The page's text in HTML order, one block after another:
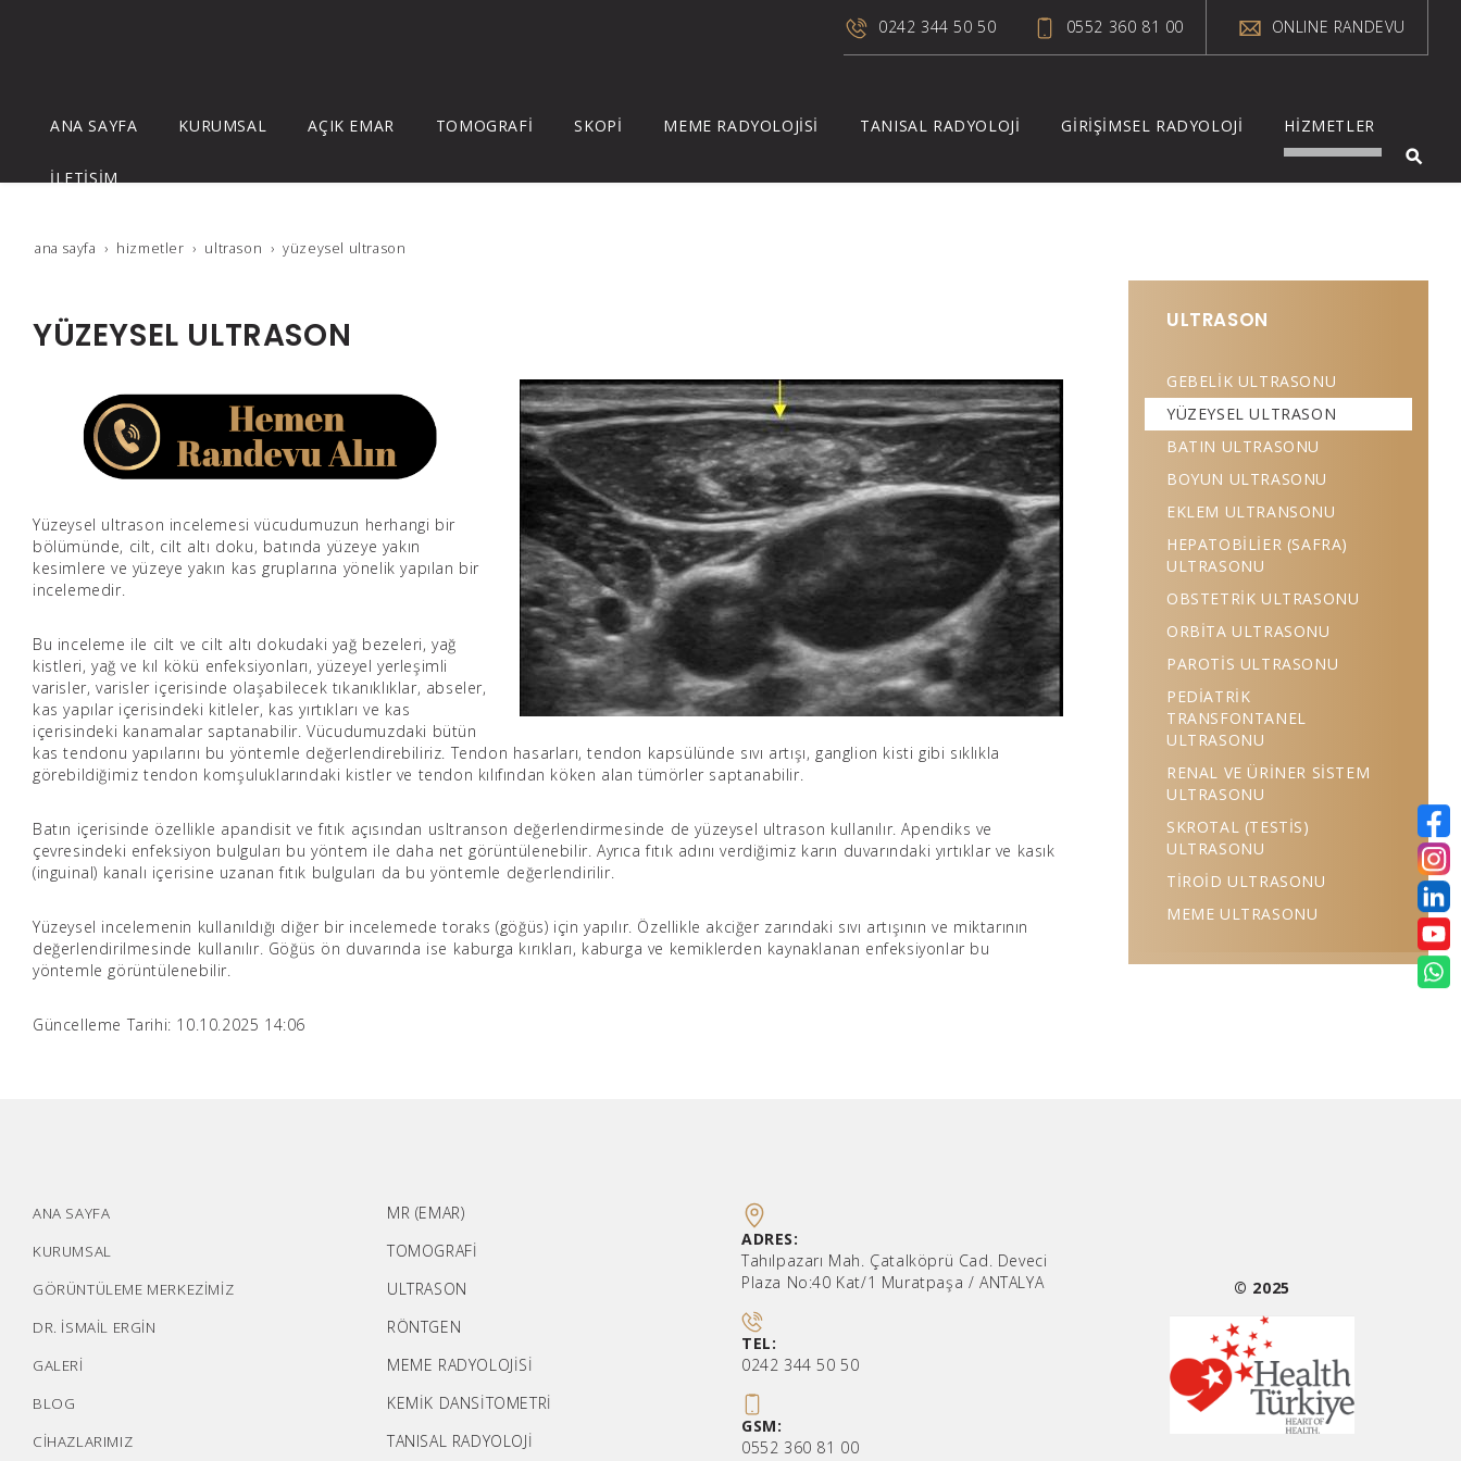
ONLINE RANDEVU
0242 344 50 50 0552 360 81 00
ANA SAYFA KURUMSAL AÇIK EMAR TOMOGRAFİ SKOPİ MEME RADYOLOJİSİ TANISAL RADYOLOJİ GİRİŞİMSEL RADYOLOJİ HİZMETLER
İLETİŞİM
ana sayfa hi̇zmetler ultrason yüzeysel ultrason
YÜZEYSEL ULTRASON
Yüzeysel ultrason incelemesi vücudumuzun herhangi bir
bölümünde, cilt, cilt altı doku, batında yüzeye yakın
kesimlere ve yüzeye yakın kas gruplarına yönelik yapılan bir
incelemedir.
Bu inceleme ile cilt ve cilt altı dokudaki yağ bezeleri, yağ
kistleri, yağ ve kıl kökü enfeksiyonları, yüzeyel yerleşimli
varisler, varisler içerisinde olaşabilecek tıkanıklıklar, abseler,
kas yapılar içerisindeki kitleler, kas yırtıkları ve kas
içerisindeki kanamalar saptanabilir. Vücudumuzdaki bütün
kas tendonu yapılarını bu yöntemle değerlendirebiliriz. Tendon hasarları, tendon kapsülünde sıvı artışı, ganglion kisti gibi sıklıkla
görebildiğimiz tendon komşuluklarındaki kistler ve tendon kılıfından köken alan tümörler saptanabilir.
Batın içerisinde özellikle apandisit ve fıtık açısından usltranson değerlendirmesinde de yüzeysel ultrason kullanılır. Apendiks ve
çevresindeki enfeksiyon bulguları bu yöntem ile daha net görüntülenebilir. Ayrıca fıtık adını verdiğimiz karın duvarındaki yırtıklar ve kasık
(inguinal) kanalı içerisine uzanan fıtık bulguları da bu yöntemle değerlendirilir.
Yüzeysel incelemenin kullanıldığı diğer bir incelemede toraks (göğüs) için yapılır. Özellikle akciğer zarındaki sıvı artışının ve miktarının
değerlendirilmesinde kullanılır. Göğüs ön duvarında ise kaburga kırıkları, kaburga ve kemiklerden kaynaklanan enfeksiyonlar bu
yöntemle görüntülenebilir.
Güncelleme Tarihi: 10.10.2025 14:06
ULTRASON
GEBELİK ULTRASONU
YÜZEYSEL ULTRASON
BATIN ULTRASONU
BOYUN ULTRASONU
EKLEM ULTRANSONU
HEPATOBİLİER (SAFRA)
ULTRASONU
OBSTETRİK ULTRASONU
ORBİTA ULTRASONU
PAROTİS ULTRASONU
PEDİATRİK
TRANSFONTANEL
ULTRASONU
RENAL VE ÜRİNER SİSTEM
ULTRASONU
SKROTAL (TESTİS)
ULTRASONU
TİROİD ULTRASONU
MEME ULTRASONU
ANA SAYFA
KURUMSAL
GÖRÜNTÜLEME MERKEZİMİZ
DR. İSMAİL ERGİN
GALERİ
BLOG
CİHAZLARIMIZ
MR (EMAR)
TOMOGRAFİ
ULTRASON
RÖNTGEN
MEME RADYOLOJİSİ
KEMİK DANSİTOMETRİ
TANISAL RADYOLOJİ
ADRES:
Tahılpazarı Mah. Çatalköprü Cad. Deveci
Plaza No:40 Kat/1 Muratpaşa / ANTALYA
TEL:
0242 344 50 50
GSM:
0552 360 81 00
© 2025